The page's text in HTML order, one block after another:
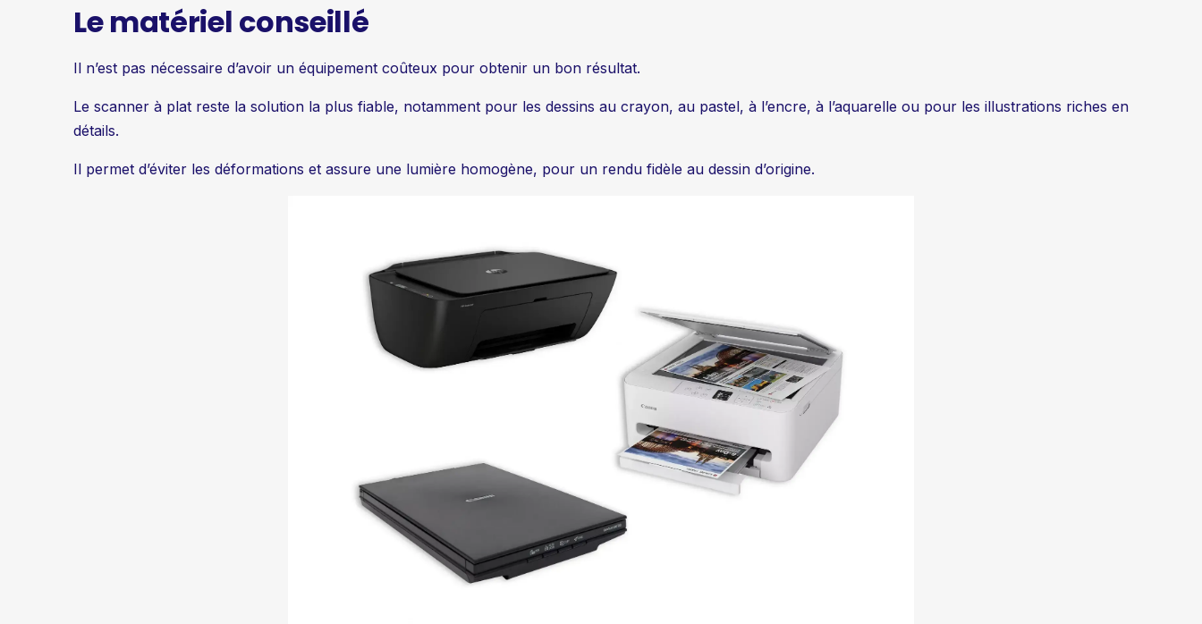
Le matériel conseillé
Il n’est pas nécessaire d’avoir un équipement coûteux pour obtenir un bon résultat.
Le scanner à plat reste la solution la plus fiable, notamment pour les dessins au crayon, au pastel, à l’encre, à l’aquarelle ou pour les illustrations riches en
détails.
Il permet d’éviter les déformations et assure une lumière homogène, pour un rendu fidèle au dessin d’origine.